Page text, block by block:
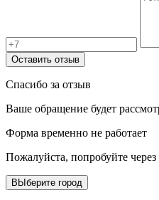
Оставить отзыв
Спасибо за отзыв
Ваше обращение будет
Форма временно не работает
Пожалуйста, попробуйте через
ВЫберите город